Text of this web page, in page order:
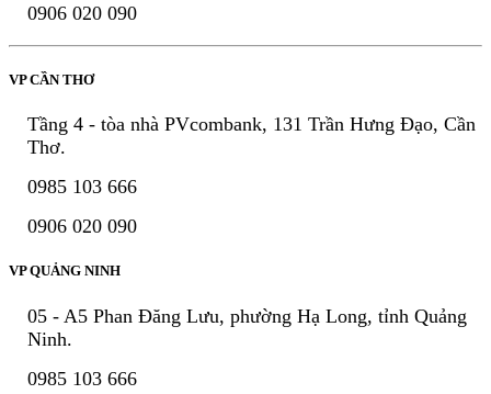
0906 020 090
VP CẦN THƠ
Tầng 4 - tòa nhà PVcombank, 131 Trần Hưng Đạo, Cần
Thơ.
0985 103 666
0906 020 090
VP QUẢNG NINH
05 - A5 Phan Đăng Lưu, phường Hạ Long, tỉnh Quảng
Ninh.
0985 103 666